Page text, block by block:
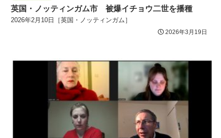
英国・ノッティンガム市 被爆イチョウ二世を播種
2026年2月10日［英国・ノッティンガム］
2026年3月19日